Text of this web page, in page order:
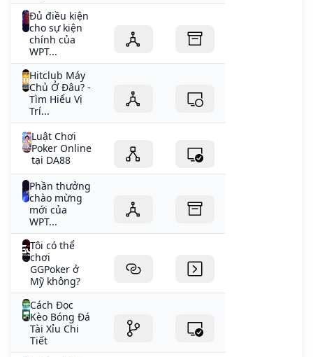
Đủ điều kiện
cho sự kiện
chính của
WPT...
Hitclub Máy
Chủ Ở Đâu? -
Tìm Hiểu Vị
Trí...
Luật Chơi
Poker Online
tại DA88
Phần thưởng
chào mừng
mới của
WPT...
Tôi có thể
chơi
GGPoker ở
Mỹ không?
Cách Đọc
Kèo Bóng Đá
Tài Xỉu Chi
Tiết